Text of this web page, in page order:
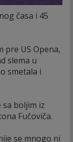
časa i 45
pre US Opena,
slema u
smetala i
boljim iz
Fučoviča.
se mnogo ni